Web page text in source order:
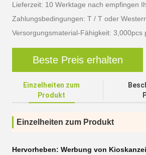
Lieferzeit: 10 Werktage nach empfingen
Zahlungsbedingungen: T / T oder
Versorgungsmaterial-Fähigkeit: 3,000pcs
Beste Preis erhalten
Einzelheiten zum
Produkt
Einzelheiten zum Produkt
Hervorheben: Werbung von